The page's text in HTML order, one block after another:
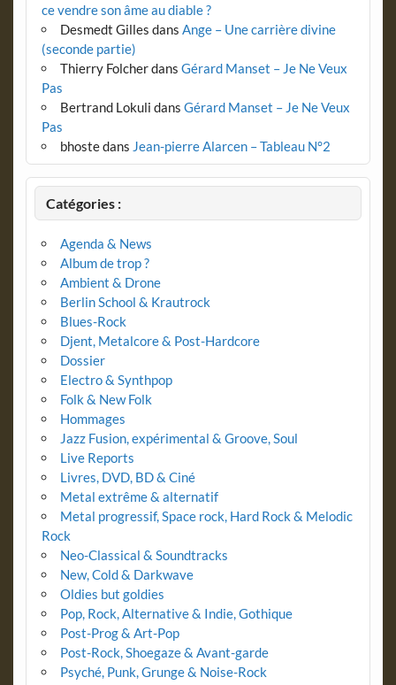
ce vendre son âme au diable ?
Desmedt Gilles dans Ange – Une carrière divine
(seconde partie)
Thierry Folcherdans Gérard Manset – Je Ne Veux
Pas
Bertrand Lokuli dans Gérard Manset – Je Ne Veux
Pas
bhostedans Jean-pierre Alarcen – Tableau N°2
Catégories :
Agenda & News
Album de trop ?
Ambient & Drone
Berlin School & Krautrock
Blues-Rock
Djent, Metalcore & Post-Hardcore
Dossier
Electro & Synthpop
Folk & New Folk
Hommages
Jazz Fusion, expérimental & Groove, Soul
Live Reports
Livres, DVD, BD & Ciné
Metal extrême & alternatif
Metal progressif, Space rock, Hard Rock & Melodic
Rock
Neo-Classical & Soundtracks
New, Cold & Darkwave
Oldies but goldies
Pop, Rock, Alternative & Indie, Gothique
Post-Prog & Art-Pop
Post-Rock, Shoegaze & Avant-garde
Psyché, Punk, Grunge & Noise-Rock